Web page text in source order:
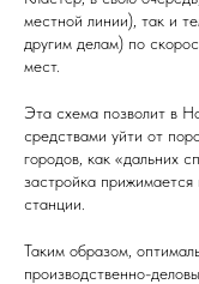
местной линии), так и
другим делам) по
мест.
Эта схема позволит в
средствами уйти от
городов, как «дальних
застройка прижимается
станции.
Таким образом,
производственно-